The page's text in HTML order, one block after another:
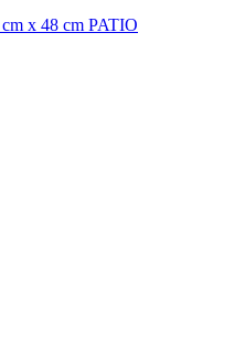
x 48 cm PATIO